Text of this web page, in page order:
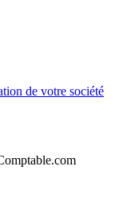
de votre société